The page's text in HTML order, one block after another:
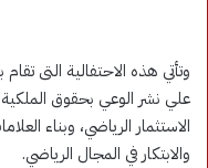
وتأتي هذه الاحتفالية التى
علي نشر الوعي بحقوق
الاستثمار الرياضي، وبناء
والابتكار في المجال الرياضي.